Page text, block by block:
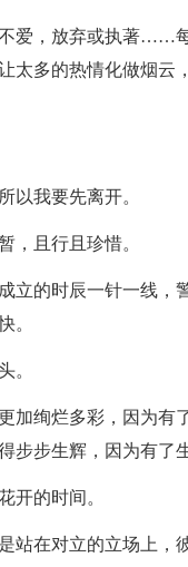
爱，放弃或执著……
太多的热情化做烟云
以我要先离开。
，且行且珍惜。
立的时辰一针一线，
。
。
加绚烂多彩，因为有
步步生辉，因为有了
开的时间。
站在对立的立场上，